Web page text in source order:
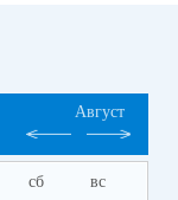
Август
сб вс